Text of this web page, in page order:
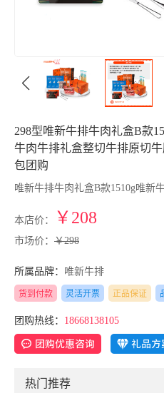
298型唯新牛排牛肉礼盒B款
牛肉牛排礼盒整切牛排原切
包团购
唯新牛排牛肉礼盒B款1510g唯新
本店价： ￥208
市场价： ￥298
所属品牌： 唯新牛排
货到付款 灵活开票 正品保证
团购热线： 18668138105
热门推荐